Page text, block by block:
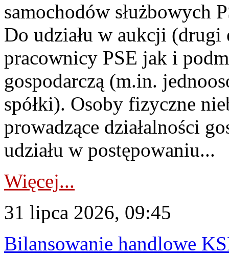
samochodów służbowych
Do udziału w aukcji (drugi
pracownicy PSE jak i
gospodarczą (m.in.
spółki). Osoby fizyczne
prowadzące działalności
udziału w postępowaniu...
Więcej...
31 lipca 2026, 09:45
Bilansowanie handlowe